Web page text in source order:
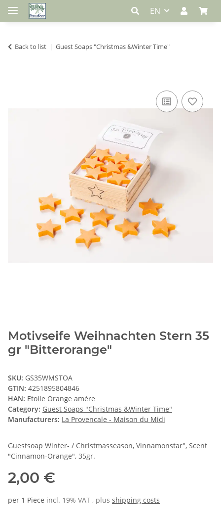
EN
Back to list Guest Soaps "Christmas &Winter Time"
Motivseife Weihnachten Stern 35
gr "Bitterorange"
SKU: GS35WMSTOA
GTIN: 4251895804846
HAN: Etoile Orange amére
Category: Guest Soaps "Christmas &Winter Time"
Manufacturers: La Provencale - Maison du Midi
Guestsoap Winter- / Christmasseason, Vinnamonstar", Scent
"Cinnamon-Orange", 35gr.
2,00 €
per 1 Piece incl. 19% VAT , plus shipping costs